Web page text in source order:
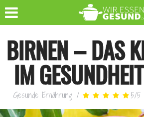
BIRNEN – DAS
IM
Gesunde Ernährung / 5/5